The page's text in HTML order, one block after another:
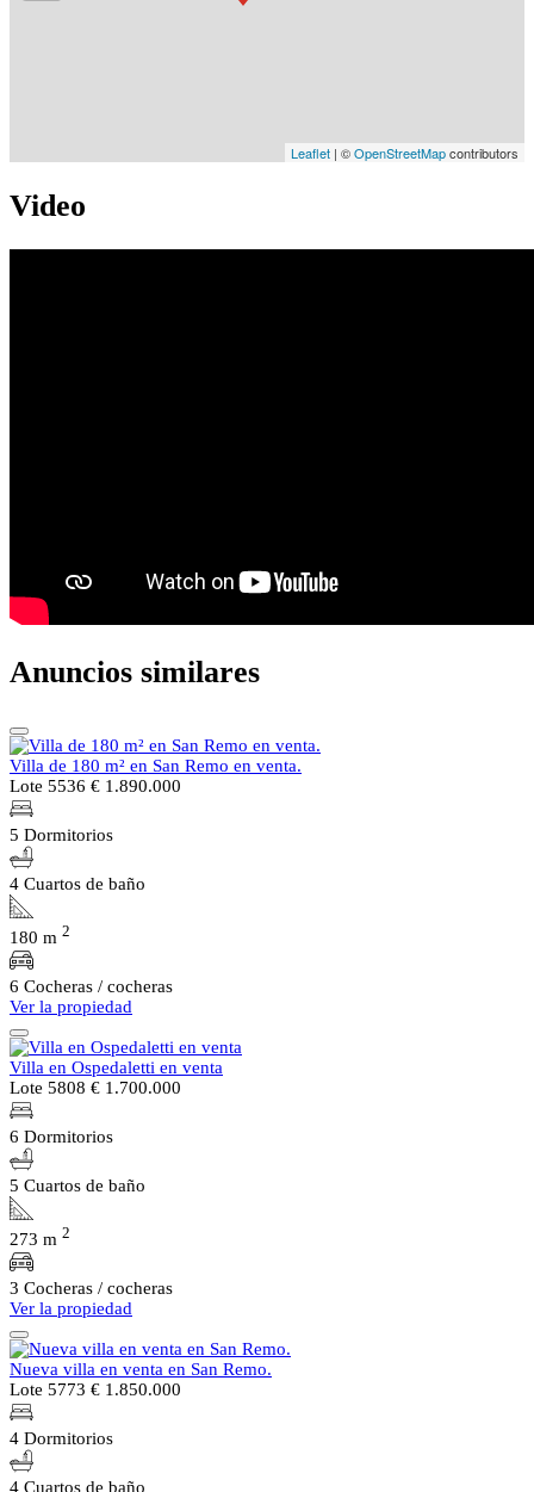
Leaflet | ©OpenStreetMapcontributors
Video
Anuncios similares
Villa de 180 m² en San Remo en venta.
Lote 5536 € 1.890.000
5 Dormitorios
4 Cuartos de baño
180 m 2
6 Cocheras / cocheras
Ver la propiedad
Villa en Ospedaletti en venta
Lote 5808 € 1.700.000
6 Dormitorios
5 Cuartos de baño
273 m 2
3 Cocheras / cocheras
Ver la propiedad
Nueva villa en venta en San Remo.
Lote 5773 € 1.850.000
4 Dormitorios
4 Cuartos de baño